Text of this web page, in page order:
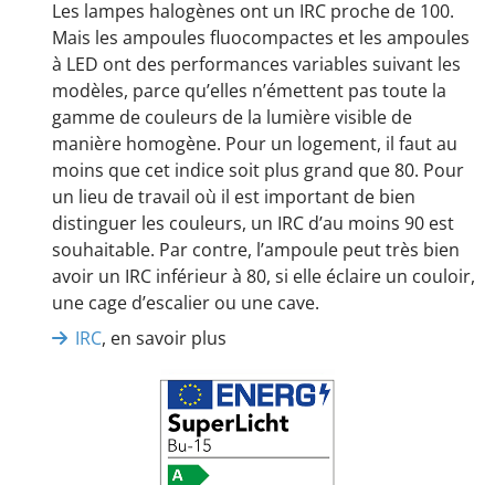
Les lampes halogènes ont un IRC proche de 100.
Mais les ampoules fluocompactes et les ampoules
à LED ont des performances variables suivant les
modèles, parce qu’elles n’émettent pas toute la
gamme de couleurs de la lumière visible de
manière homogène. Pour un logement, il faut au
moins que cet indice soit plus grand que 80. Pour
un lieu de travail où il est important de bien
distinguer les couleurs, un IRC d’au moins 90 est
souhaitable. Par contre, l’ampoule peut très bien
avoir un IRC inférieur à 80, si elle éclaire un couloir,
une cage d’escalier ou une cave.
IRC, en savoir plus